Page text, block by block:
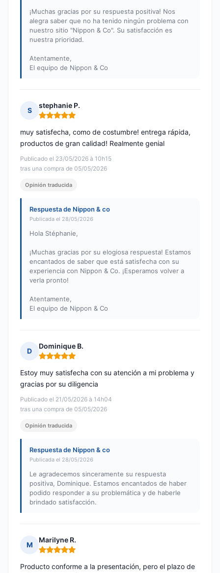
¡Muchas gracias por su respuesta positiva! Nos
alegra saber que no ha tenido ningún problema con
nuestro sitio "Nippon & Co". Su satisfacción es
nuestra prioridad.
Atentamente,
El equipo de Nippon & Co
S
stephanie P.
Nota: 5 de 5
Publicado el 23/05/2026 à 10h15
tras una compra de 05/05/2026
muy satisfecha, como de costumbre! entrega rápida,
productos de gran calidad! Realmente genial
Opinión traducida
Respuesta de Nippon & co
Publicada el 28/05/2026
Hola Stéphanie,
¡Muchas gracias por su elogiosa respuesta! Estamos
encantados de saber que está satisfecha con su
experiencia con Nippon & Co. ¡Esperamos volver a
verla pronto!
Atentamente,
El equipo de Nippon & Co
D
Dominique B.
Nota: 5 de 5
Publicado el 21/05/2026 à 14h04
tras una compra de 05/05/2026
Estoy muy satisfecha con su atención a mi problema y
gracias por su diligencia
Opinión traducida
Respuesta de Nippon & co
Publicada el 28/05/2026
Le agradecemos sinceramente su respuesta
positiva, Dominique. Estamos encantados de haber
podido responder a su problemática y de haberle
brindado satisfacción.
M
Marilyne R.
Nota: 5 de 5
Producto conforme a la presentación, pero el plazo de